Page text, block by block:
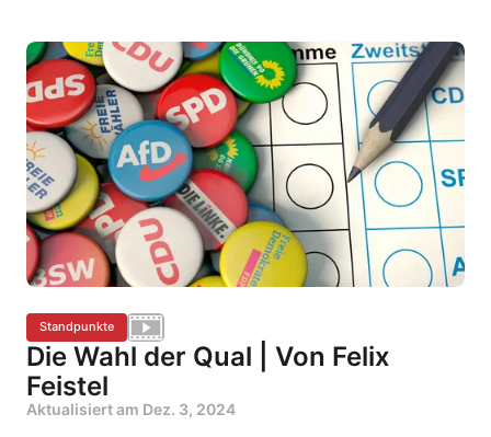
Standpunkte
Die Wahl der Qual | Von Felix
Feistel
Aktualisiert am Dez. 3, 2024